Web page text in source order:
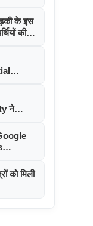
के इस
की
ने
को मिली